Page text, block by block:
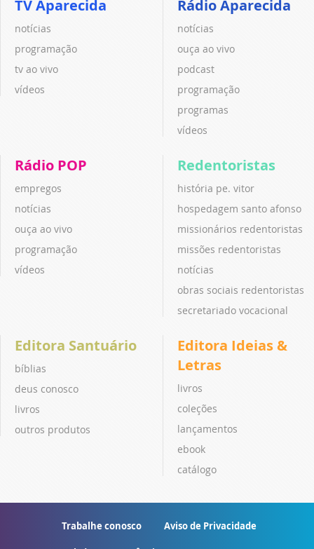
TV Aparecida
notícias
programação
tv ao vivo
vídeos
Rádio Aparecida
notícias
ouça ao vivo
podcast
programação
programas
vídeos
Rádio POP
empregos
notícias
ouça ao vivo
programação
vídeos
Redentoristas
história pe. vitor
hospedagem santo afonso
missionários redentoristas
missões redentoristas
notícias
obras sociais redentoristas
secretariado vocacional
Editora Santuário
bíblias
deus conosco
livros
outros produtos
Editora Ideias &
Letras
livros
coleções
lançamentos
ebook
catálogo
Trabalhe conosco Aviso de Privacidade